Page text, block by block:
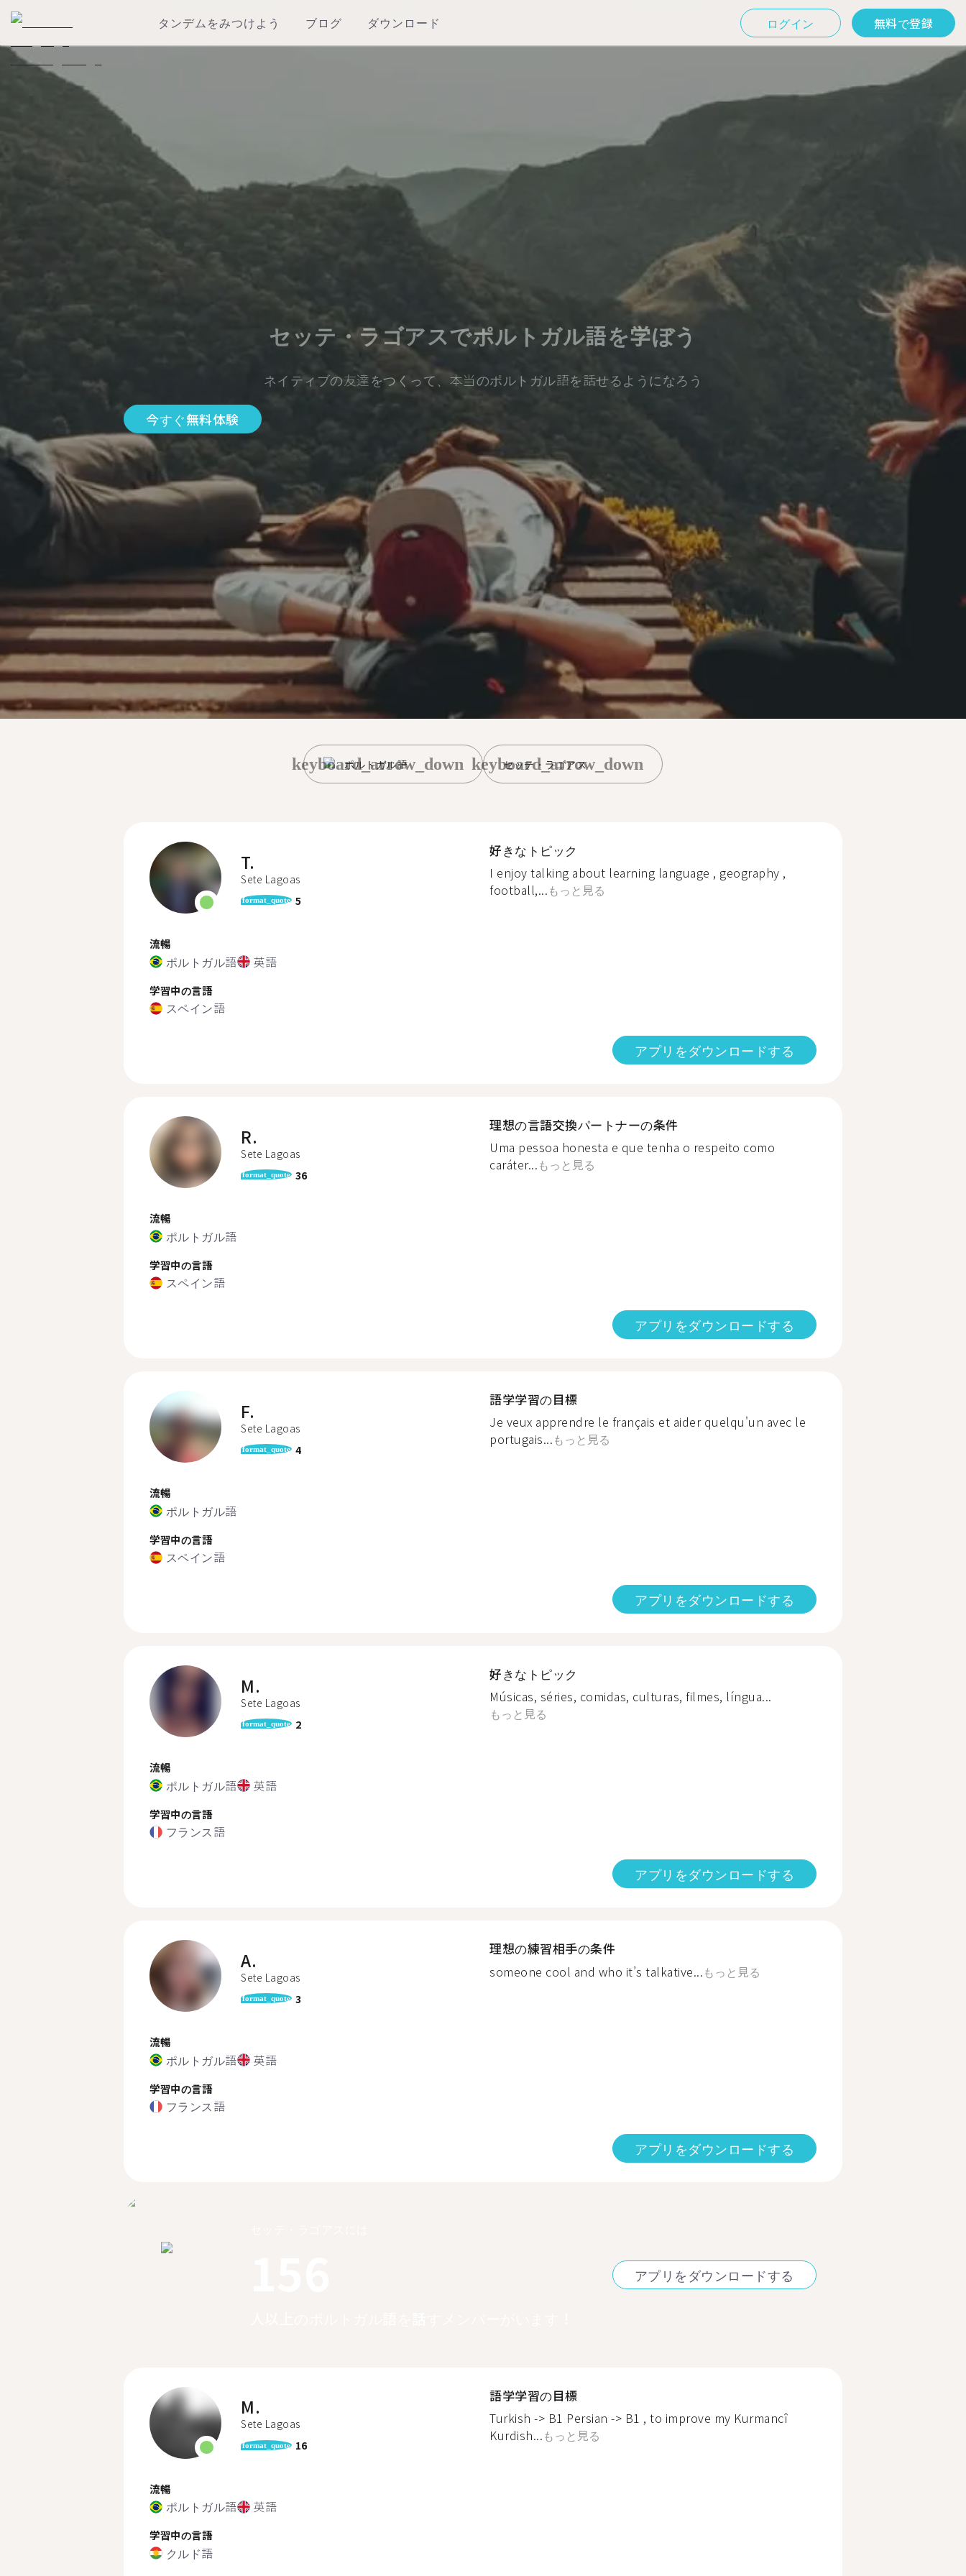
タンデムをみつけよう ブログ ダウンロード ログイン 無料で登録
セッテ・ラゴアスでポルトガル語を学ぼう
ネイティブの友達をつくって、本当のポルトガル語を話せるようになろう
今すぐ無料体験
ポルトガル語
keyboard_arrow_down セッテ・ラゴアス
keyboard_arrow_down
T.
Sete Lagoas
format_quote 5
流暢
ポルトガル語 英語
学習中の言語
スペイン語
好きなトピック
I enjoy talking about learning language , geography ,
football,...もっと見る
アプリをダウンロードする
R.
Sete Lagoas
format_quote 36
流暢
ポルトガル語
学習中の言語
スペイン語
理想の言語交換パートナーの条件
Uma pessoa honesta e que tenha o respeito como
caráter...もっと見る
アプリをダウンロードする
F.
Sete Lagoas
format_quote 4
流暢
ポルトガル語
学習中の言語
スペイン語
語学学習の目標
Je veux apprendre le français et aider quelqu'un avec le
portugais...もっと見る
アプリをダウンロードする
M.
Sete Lagoas
format_quote 2
流暢
ポルトガル語 英語
学習中の言語
フランス語
好きなトピック
Músicas, séries, comidas, culturas, filmes, língua...
もっと見る
アプリをダウンロードする
A.
Sete Lagoas
format_quote 3
流暢
ポルトガル語 英語
学習中の言語
フランス語
理想の練習相手の条件
someone cool and who it’s talkative...もっと見る
アプリをダウンロードする
アプリをダウンロードする
M.
Sete Lagoas
format_quote 16
流暢
ポルトガル語 英語
学習中の言語
クルド語
語学学習の目標
Turkish -> B1 Persian -> B1 , to improve my Kurmancî
Kurdish...もっと見る